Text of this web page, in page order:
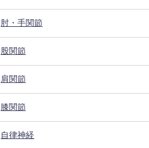
肘・手関節
股関節
肩関節
膝関節
自律神経